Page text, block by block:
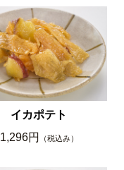
イカポテト
1,296円
（税込み）